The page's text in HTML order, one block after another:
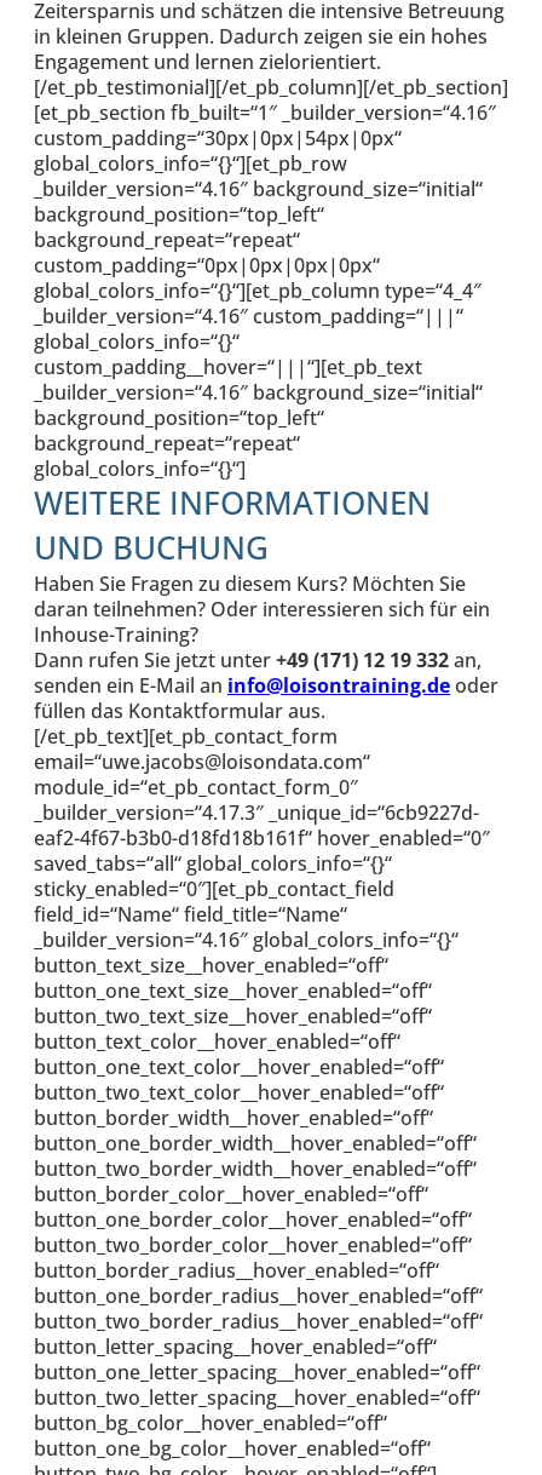
Zeitersparnis und schätzen die intensive Betreuung
in kleinen Gruppen. Dadurch zeigen sie ein hohes
Engagement und lernen zielorientiert.
[/et_pb_testimonial][/et_pb_column][/et_pb_section]
[et_pb_section fb_built=“1″ _builder_version=“4.16″
custom_padding=“30px|0px|54px|0px“
global_colors_info=“{}“][et_pb_row
_builder_version=“4.16″ background_size=“initial“
background_position=“top_left“
background_repeat=“repeat“
custom_padding=“0px|0px|0px|0px“
global_colors_info=“{}“][et_pb_column type=“4_4″
_builder_version=“4.16″ custom_padding=“|||“
global_colors_info=“{}“
custom_padding__hover=“|||“][et_pb_text
_builder_version=“4.16″ background_size=“initial“
background_position=“top_left“
background_repeat=“repeat“
global_colors_info=“{}“]
WEITERE INFORMATIONEN
UND BUCHUNG
Haben Sie Fragen zu diesem Kurs? Möchten Sie
daran teilnehmen? Oder interessieren sich für ein
Inhouse-Training?
Dann rufen Sie jetzt unter+49 (171) 12 19 332an,
senden ein E-Mail an info@loisontraining.deoder
füllen das Kontaktformular aus.
[/et_pb_text][et_pb_contact_form
email=“uwe.jacobs@loisondata.com“
module_id=“et_pb_contact_form_0″
_builder_version=“4.17.3″ _unique_id=“6cb9227d-
eaf2-4f67-b3b0-d18fd18b161f“ hover_enabled=“0″
saved_tabs=“all“ global_colors_info=“{}“
sticky_enabled=“0″][et_pb_contact_field
field_id=“Name“ field_title=“Name“
_builder_version=“4.16″ global_colors_info=“{}“
button_text_size__hover_enabled=“off“
button_one_text_size__hover_enabled=“off“
button_two_text_size__hover_enabled=“off“
button_text_color__hover_enabled=“off“
button_one_text_color__hover_enabled=“off“
button_two_text_color__hover_enabled=“off“
button_border_width__hover_enabled=“off“
button_one_border_width__hover_enabled=“off“
button_two_border_width__hover_enabled=“off“
button_border_color__hover_enabled=“off“
button_one_border_color__hover_enabled=“off“
button_two_border_color__hover_enabled=“off“
button_border_radius__hover_enabled=“off“
button_one_border_radius__hover_enabled=“off“
button_two_border_radius__hover_enabled=“off“
button_letter_spacing__hover_enabled=“off“
button_one_letter_spacing__hover_enabled=“off“
button_two_letter_spacing__hover_enabled=“off“
button_bg_color__hover_enabled=“off“
button_one_bg_color__hover_enabled=“off“